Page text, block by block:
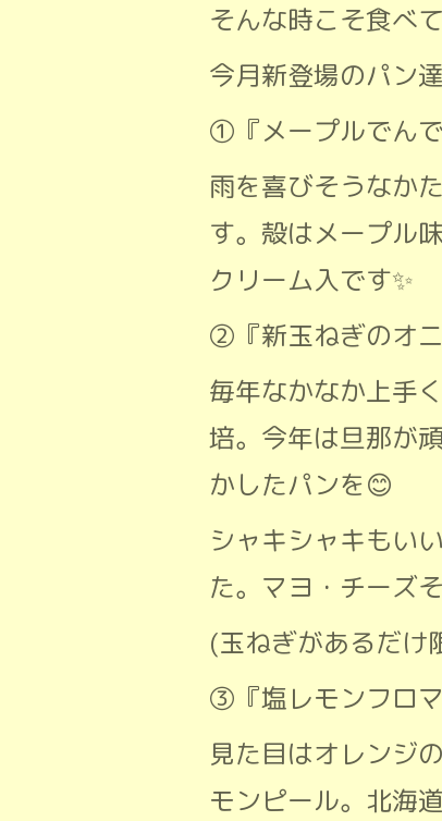
そんな時こそ食べ
今月新登場のパン
①『メープルでんで
雨を喜びそうなか
す。殻はメープル
クリーム入です✨
②『新玉ねぎのオ
毎年なかなか上手
培。今年は旦那が
かしたパンを😊
シャキシャキもい
た。マヨ・チーズ
(玉ねぎがあるだけ
③『塩レモンフロマ
見た目はオレンジ
モンピール。北海